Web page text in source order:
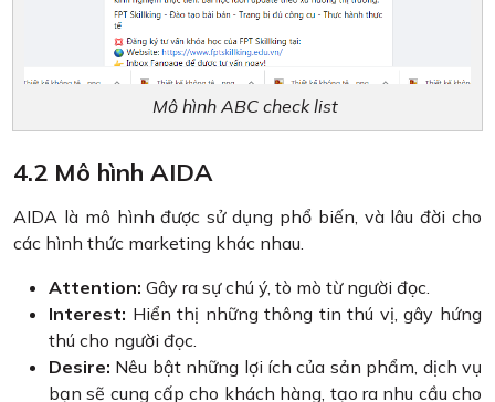
Mô hình ABC check list
4.2 Mô hình AIDA
AIDA là mô hình được sử dụng phổ biến, và lâu đời cho
các hình thức marketing khác nhau.
Attention: Gây ra sự chú ý, tò mò từ người đọc.
Interest: Hiển thị những thông tin thú vị, gây hứng
thú cho người đọc.
Desire: Nêu bật những lợi ích của sản phẩm, dịch vụ
bạn sẽ cung cấp cho khách hàng, tạo ra nhu cầu cho